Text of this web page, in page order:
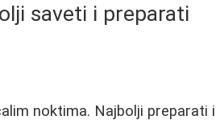
saveti i preparati
noktima. Najbolji preparati i